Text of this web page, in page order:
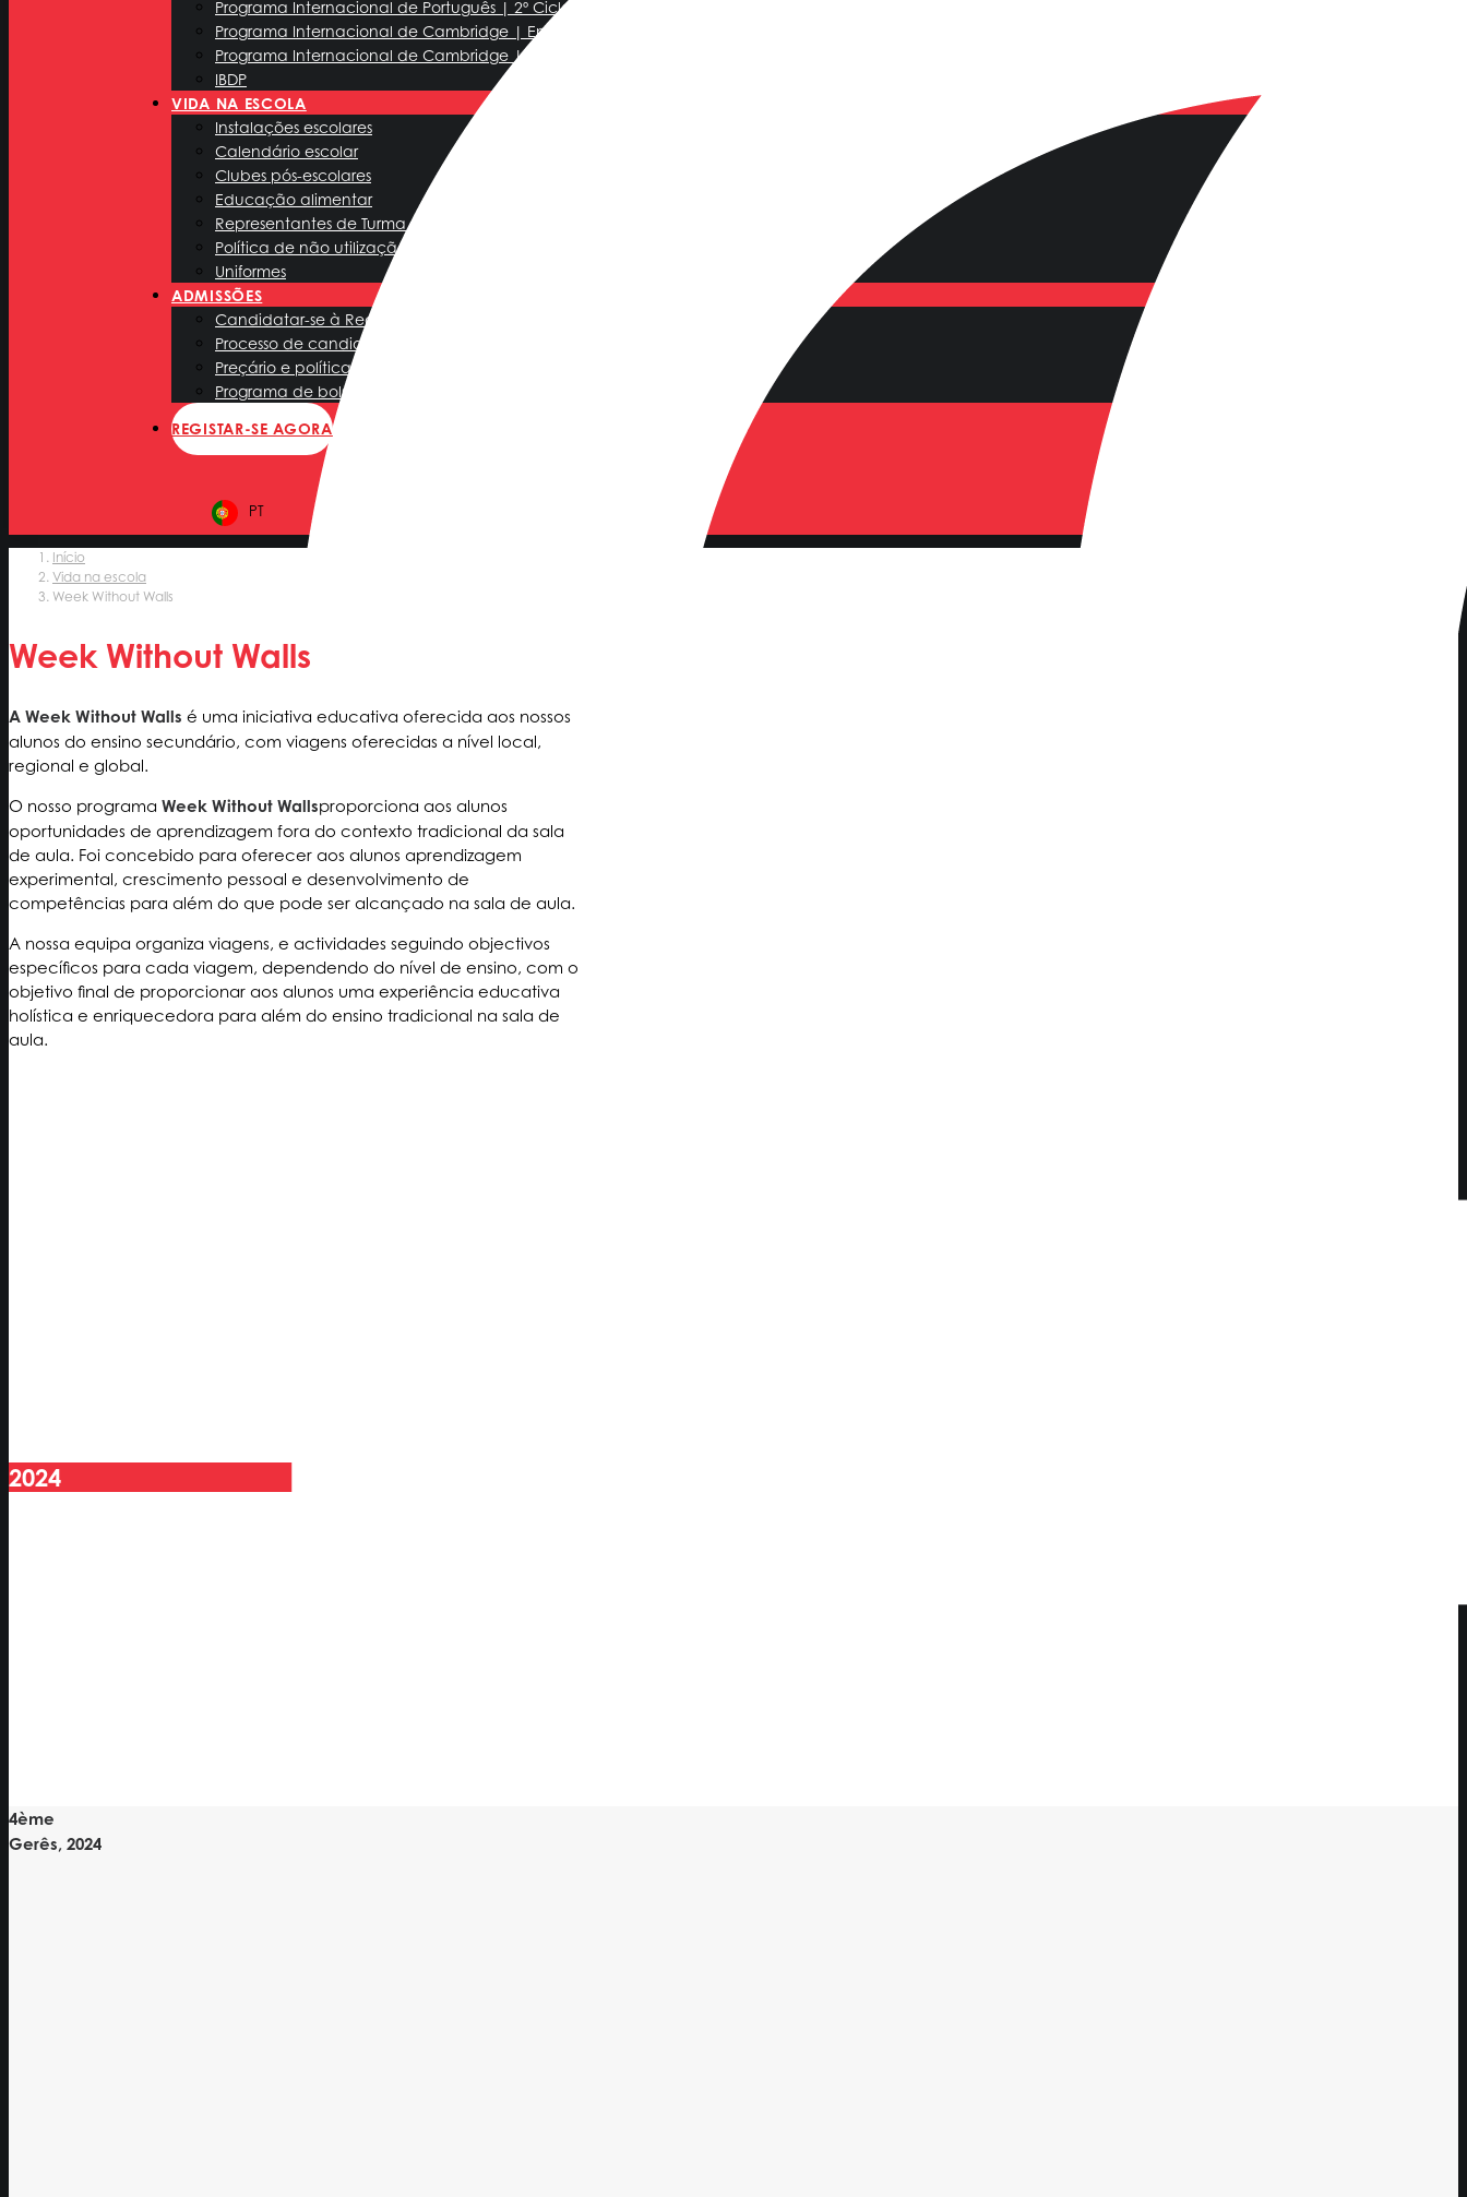
Programa Internacional de Português | 2º Ciclo
Programa Internacional de Cambridge | Ensino Médio
Programa Internacional de Cambridge | Ensino Secundário Superior
IBDP
VIDA NA ESCOLA
Instalações escolares
Calendário escolar
Clubes pós-escolares
Educação alimentar
Representantes de Turma
Política de não utilização do telefone
Uniformes
ADMISSÕES
Candidatar-se à Redbridge International School
Processo de candidatura
Preçário e política de admissão
Programa de bolsas de estudo Redbridge
REGISTAR-SE AGORA
PT
Início
Vida na escola
Week Without Walls
Week Without Walls
A Week Without Walls é uma iniciativa educativa oferecida aos nossos
alunos do ensino secundário, com viagens oferecidas a nível local,
regional e global.
O nosso programa Week Without Wallsproporciona aos alunos
oportunidades de aprendizagem fora do contexto tradicional da sala
de aula. Foi concebido para oferecer aos alunos aprendizagem
experimental, crescimento pessoal e desenvolvimento de
competências para além do que pode ser alcançado na sala de aula.
A nossa equipa organiza viagens, e actividades seguindo objectivos
específicos para cada viagem, dependendo do nível de ensino, com o
objetivo final de proporcionar aos alunos uma experiência educativa
holística e enriquecedora para além do ensino tradicional na sala de
aula.
2024
4ème
Gerês, 2024